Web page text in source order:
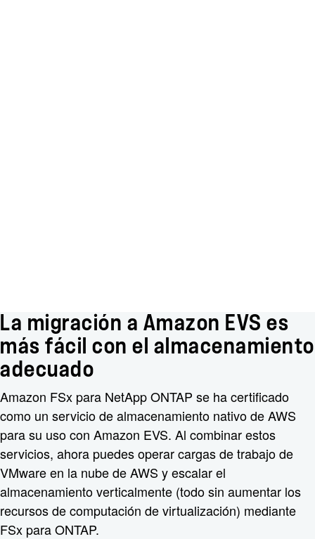
La migración a Amazon EVS es
más fácil con el almacenamiento
adecuado
Amazon FSx para NetApp ONTAP se ha certificado
como un servicio de almacenamiento nativo de AWS
para su uso con Amazon EVS. Al combinar estos
servicios, ahora puedes operar cargas de trabajo de
VMware en la nube de AWS y escalar el
almacenamiento verticalmente (todo sin aumentar los
recursos de computación de virtualización) mediante
FSx para ONTAP.